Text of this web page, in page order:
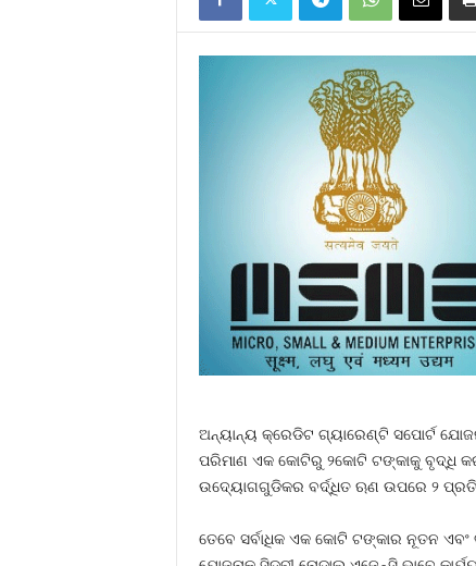
ଅନ୍ୟାନ୍ୟ କ୍ରେଡିଟ ଗ୍ୟାରେଣ୍ଟି ସପୋର୍ଟ
ପରିମାଣ ଏକ କୋଟିରୁ ୨କୋଟି ଟଙ୍କାକୁ ବୃଦ୍ଧି
ଉଦ୍ୟୋଗଗୁଡିକର ବର୍ଦ୍ଧିତ ଋଣ ଉପରେ ୨
ତେବେ ସର୍ବାଧିକ ଏକ କୋଟି ଟଙ୍କାର ନୂତନ